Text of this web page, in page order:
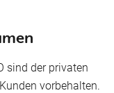
sind der privaten
vorbehalten.